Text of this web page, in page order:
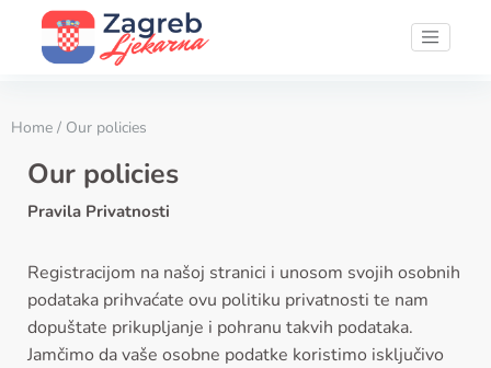
Home / Our policies
Our policies
Pravila Privatnosti
Registracijom na našoj stranici i unosom svojih osobnih
podataka prihvaćate ovu politiku privatnosti te nam
dopuštate prikupljanje i pohranu takvih podataka.
Jamčimo da vaše osobne podatke koristimo isključivo